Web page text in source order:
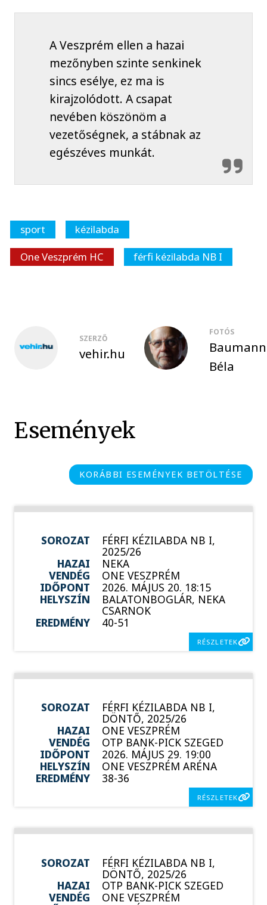
A Veszprém ellen a hazai
mezőnyben szinte senkinek
sincs esélye, ez ma is
kirajzolódott. A csapat
nevében köszönöm a
vezetőségnek, a stábnak az
egészéves munkát.
sport
kézilabda
One Veszprém HC
férfi kézilabda NB I
SZERZŐ
vehir.hu
FOTÓS
Baumann
Béla
Események
KORÁBBI ESEMÉNYEK BETÖLTÉSE
SOROZAT FÉRFI KÉZILABDA NB I,
2025/26
HAZAI
NEKA
VENDÉG
ONE VESZPRÉM
IDŐPONT
2026. MÁJUS 20. 18:15
HELYSZÍN
BALATONBOGLÁR, NEKA
CSARNOK
EREDMÉNY
40-51
RÉSZLETEK
SOROZAT FÉRFI KÉZILABDA NB I,
DÖNTŐ, 2025/26
HAZAI
ONE VESZPRÉM
VENDÉG
OTP BANK-PICK SZEGED
IDŐPONT
2026. MÁJUS 29. 19:00
HELYSZÍN
ONE VESZPRÉM ARÉNA
EREDMÉNY
38-36
RÉSZLETEK
SOROZAT FÉRFI KÉZILABDA NB I,
DÖNTŐ, 2025/26
HAZAI
OTP BANK-PICK SZEGED
VENDÉG
ONE VESZPRÉM